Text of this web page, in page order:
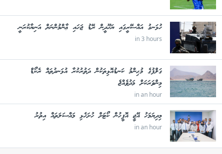
ހުޅަނގު އައްސޭރީގައި ޔަހޫދީން ރޭޑު ޖަހައި ޢާންމުންނަށް އަނިޔާކުރަނީ
in 3 hours
ގަލްފުގެ މުޙިންމު ކަނޑުއޮޅިތަކުން ދަތުރުކުރާ އުޅަނދުތައް ރެކޯޑް
މިންވަރަކަށް މަދުވެއްޖެ
in an hour
މިދިޔަމަހު އޭޖީ އޮފީހުން ކޯޓަށް ހުށަހެޅި މައްސަލަތައް އިތުރު
in an hour